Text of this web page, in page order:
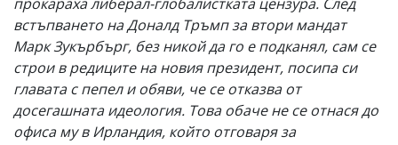
встъпването на Доналд Тръмп за втори мандат
Марк Зукърбърг, без никой да го е подканял, сам се
строи в редиците на новия президент, посипа си
главата с пепел и обяви, че се отказва от
досегашната идеология. Това обаче не се отнася до
офиса му в Ирландия, който отговаря за